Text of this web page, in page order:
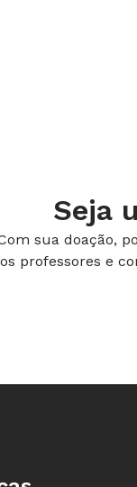
Seja
sua doação,
os professores e